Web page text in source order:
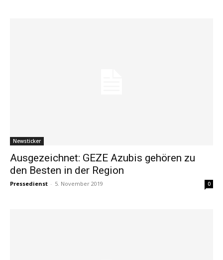
Newsticker
Ausgezeichnet: GEZE Azubis gehören zu
den Besten in der Region
Pressedienst - 5. November 2019 0